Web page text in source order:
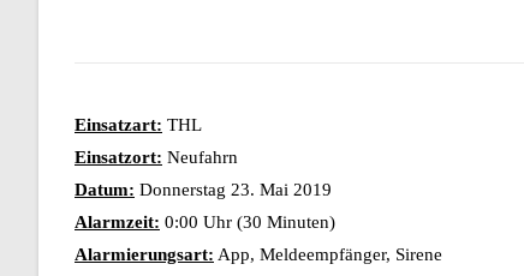
Einsatzart: THL
Einsatzort: Neufahrn
Datum: Donnerstag 23. Mai 2019
Alarmzeit: 0:00 Uhr (30 Minuten)
Alarmierungsart: App, Meldeempfänger, Sirene